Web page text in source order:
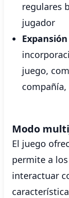
regulares
jugador
juego,
Modo
El juego
permite a
interactuar